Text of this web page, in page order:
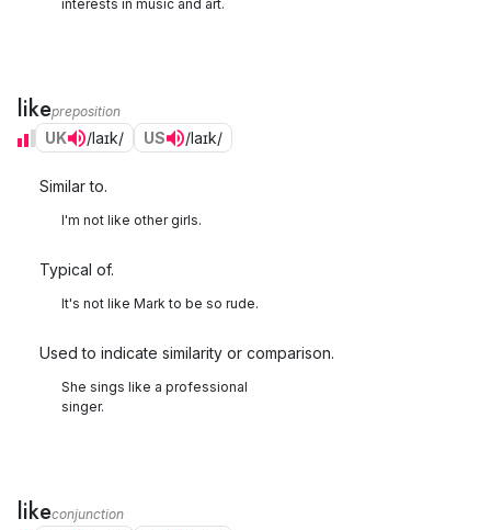
interests in music and art.
likepreposition
UK /laɪk/ US /laɪk/
Similar to.
I'm not like other girls.
Typical of.
It's not like Mark to be so rude.
Used to indicate similarity or comparison.
She sings like a professional
singer.
likeconjunction